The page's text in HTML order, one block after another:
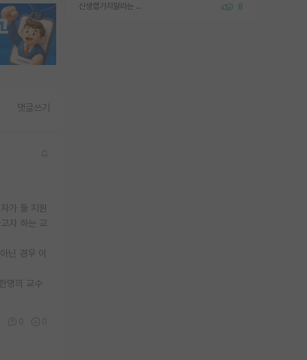
신생랩가지말라는 이유가 있었구나 8
댓글쓰기
가 둘 지원
자 하는 교
닌 경우 이
명의 교수